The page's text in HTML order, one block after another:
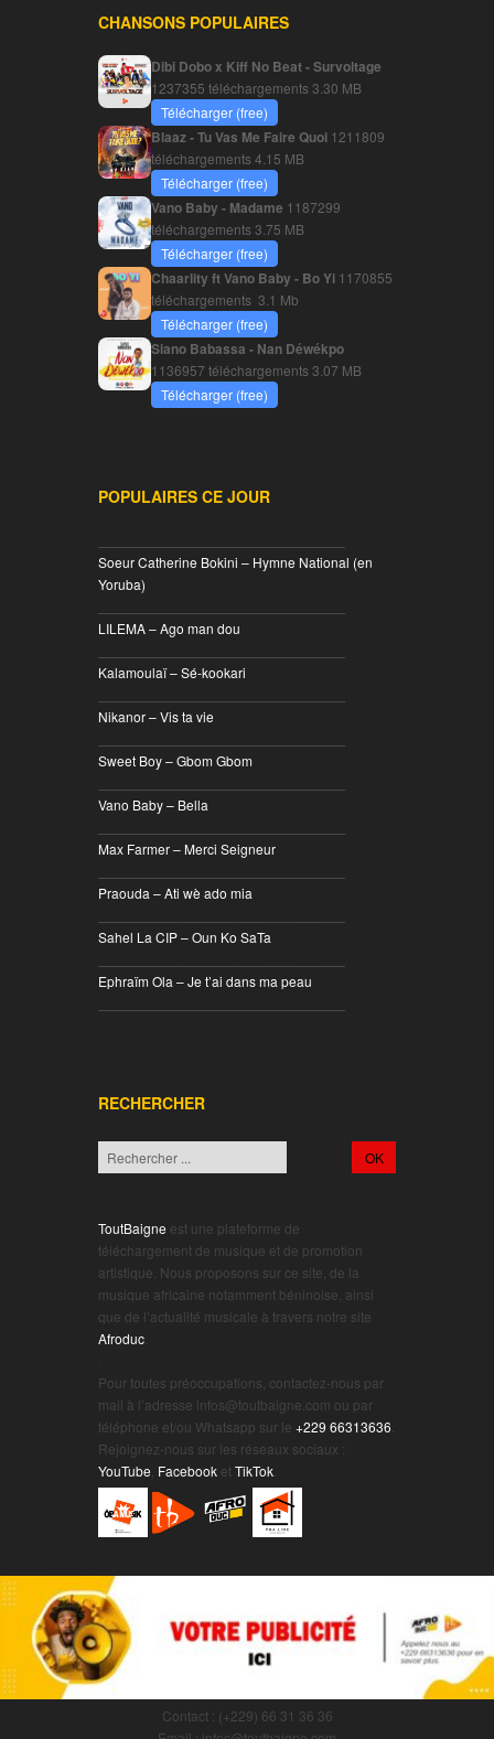
CHANSONS POPULAIRES
Dibi Dobo x Kiff No Beat - Survoltage
1237355 téléchargements3.30 MB
Télécharger (free)
Blaaz - Tu Vas Me Faire Quoi 1211809
téléchargements4.15 MB
Télécharger (free)
Vano Baby - Madame 1187299
téléchargements3.75 MB
Télécharger (free)
Chaarlity ft Vano Baby - Bo Yi 1170855
téléchargements 3.1 Mb
Télécharger (free)
Siano Babassa - Nan Déwékpo
1136957 téléchargements3.07 MB
Télécharger (free)
POPULAIRES CE JOUR
Soeur Catherine Bokini – Hymne National (en
Yoruba)
LILEMA – Ago man dou
Kalamoulaï – Sé-kookari
Nikanor – Vis ta vie
Sweet Boy – Gbom Gbom
Vano Baby – Bella
Max Farmer – Merci Seigneur
Praouda – Ati wè ado mia
Sahel La CIP – Oun Ko SaTa
Ephraïm Ola – Je t’ai dans ma peau
RECHERCHER
ToutBaigne est une plateforme de
téléchargement de musique et de promotion
artistique. Nous proposons sur ce site, de la
musique africaine notamment béninoise, ainsi
que de l’actualité musicale à travers notre site
Afroduc
Pour toutes préoccupations, contactez-nous par
mail à l’adresse infos@toutbaigne.com ou par
téléphone et/ou Whatsapp sur le +229 66313636
Rejoignez-nous sur les réseaux sociaux :
YouTube Facebook etTikTok
Contact : (+229) 66 31 36 36